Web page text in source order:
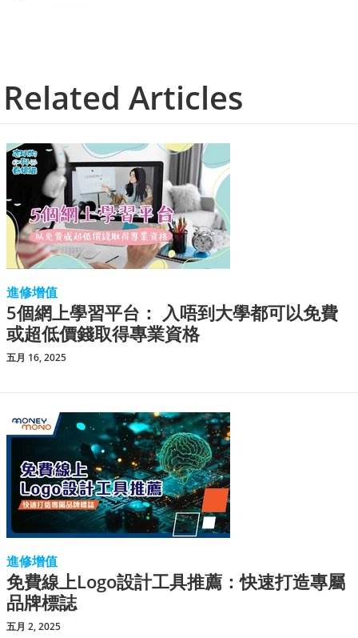
Related Articles
進修增值
5個網上學習平台： 入唔到大學都可以免費
或超低價錢取得專業資格
五月 16, 2025
進修增值
免費線上Logo設計工具推薦：快速打造專屬
品牌標誌
五月 2, 2025